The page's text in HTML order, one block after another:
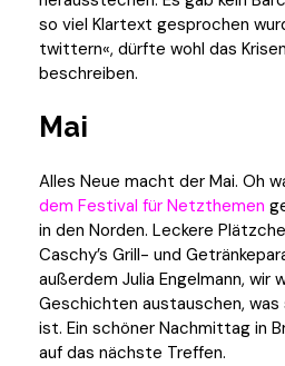
so viel Klartext gesprochen
twittern«, dürfte wohl das
beschreiben.
Mai
Alles Neue macht der Mai. Oh
dem Festival für Netzthemen
in den Norden. Leckere
Caschy’s Grill- und
außerdem Julia Engelmann, wir
Geschichten austauschen,
ist. Ein schöner Nachmittag in
auf das nächste Treffen.